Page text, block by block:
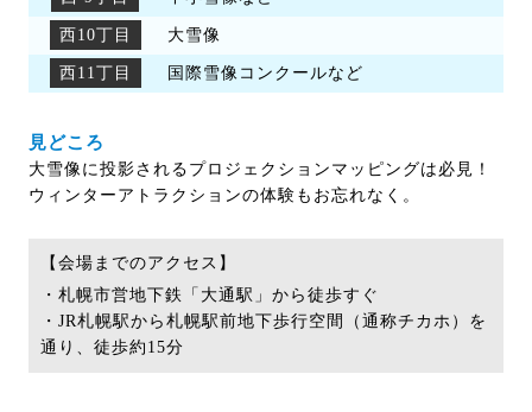
西10丁目 大雪像
西11丁目 国際雪像コンクールなど
見どころ
大雪像に投影されるプロジェクションマッピングは必見！
ウィンターアトラクションの体験もお忘れなく。
【会場までのアクセス】
・札幌市営地下鉄「大通駅」から徒歩すぐ
・JR札幌駅から札幌駅前地下歩行空間（通称チカホ）を
通り、徒歩約15分